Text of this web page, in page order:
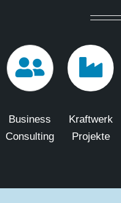
Business
Consulting
Kraftwerk
Projekte